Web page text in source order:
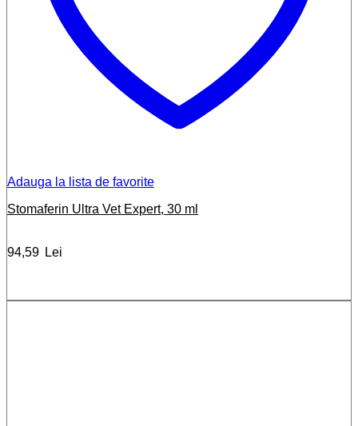
Adauga la lista de favorite
Stomaferin Ultra Vet Expert, 30 ml
94,59 Lei